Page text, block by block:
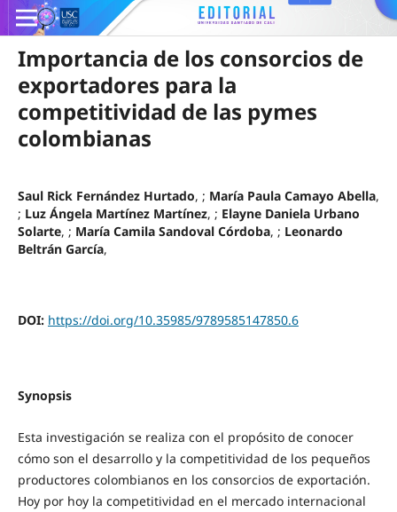
Importancia de los consorcios de
exportadores para la
competitividad de las pymes
colombianas
Saul Rick Fernández Hurtado, ; María Paula Camayo Abella,
; Luz Ángela Martínez Martínez, ; Elayne Daniela Urbano
Solarte, ; María Camila Sandoval Córdoba, ; Leonardo
Beltrán García,
DOI: https://doi.org/10.35985/9789585147850.6
Synopsis
Esta investigación se realiza con el propósito de conocer
cómo son el desarrollo y la competitividad de los pequeños
productores colombianos en los consorcios de exportación.
Hoy por hoy la competitividad en el mercado internacional